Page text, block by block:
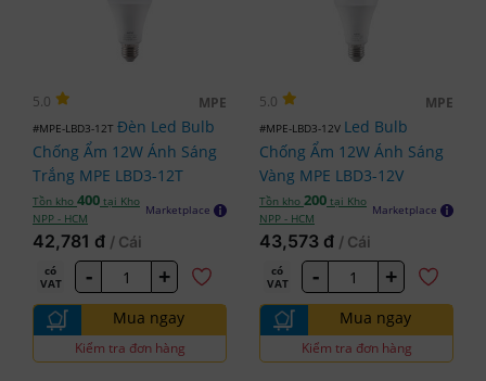
5.0 MPE
#MPE-LBD3-12T Đèn Led Bulb
Chống Ẩm 12W Ánh Sáng
Trắng MPE LBD3-12T
Tồn kho 400 tại Kho
NPP - HCM
Marketplace
42,781 đ / Cái
có
VAT
- +
Mua ngay
Kiểm tra đơn hàng
5.0 MPE
#MPE-LBD3-12V Led Bulb
Chống Ẩm 12W Ánh Sáng
Vàng MPE LBD3-12V
Tồn kho 200 tại Kho
NPP - HCM
Marketplace
43,573 đ / Cái
có
VAT
- +
Mua ngay
Kiểm tra đơn hàng